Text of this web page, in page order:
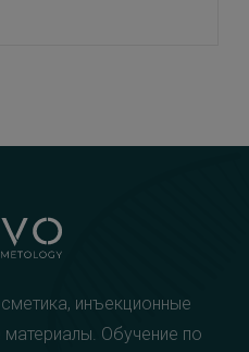
инъекционные
Обучение по